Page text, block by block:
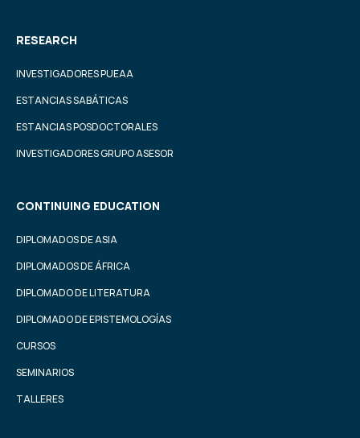
RESEARCH
INVESTIGADORES PUEAA
ESTANCIAS SABÁTICAS
ESTANCIAS POSDOCTORALES
INVESTIGADORES GRUPO ASESOR
CONTINUING EDUCATION
DIPLOMADOS DE ASIA
DIPLOMADOS DE ÁFRICA
DIPLOMADO DE LITERATURA
DIPLOMADO DE EPISTEMOLOGÍAS
CURSOS
SEMINARIOS
TALLERES